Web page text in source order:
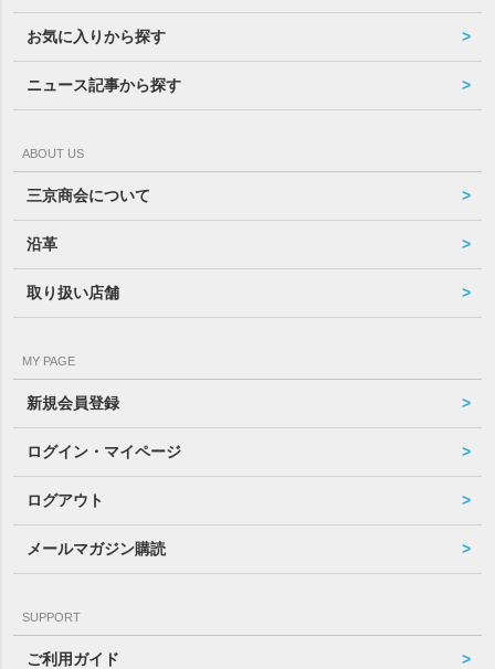
お気に入りから探す
ニュース記事から探す
ABOUT US
三京商会について
沿革
取り扱い店舗
MY PAGE
新規会員登録
ログイン・マイページ
ログアウト
メールマガジン購読
SUPPORT
ご利用ガイド